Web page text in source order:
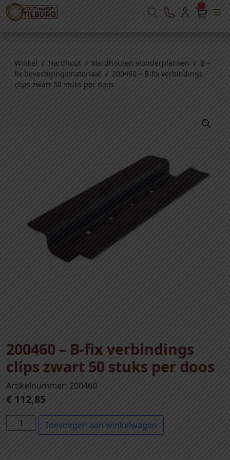
Winkel / Hardhout / Hardhouten vlonderplanken / B -
fix bevestigingsmateriaal / 200460 – B-fix verbindings
clips zwart 50 stuks per doos
200460 – B-fix verbindings
clips zwart 50 stuks per doos
Artikelnummer: 200460
€ 112,85
0
Toevoegen aan winkelwagen